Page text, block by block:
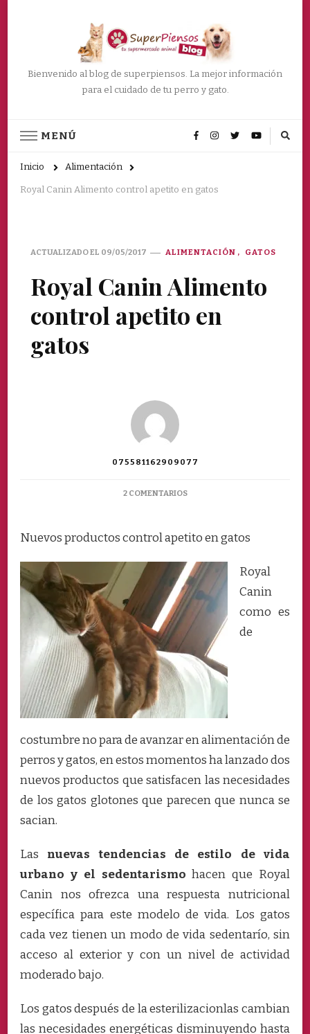
Bienvenido al blog de superpiensos. La mejor información
para el cuidado de tu perro y gato.
MENÚ
Inicio Alimentación
Royal Canin Alimento control apetito en gatos
ACTUALIZADO EL 09/05/2017 ALIMENTACIÓN GATOS
Royal Canin Alimento
control apetito en
gatos
075581162909077
2 COMENTARIOSEN
ALIMENTO
CONTROL
EN
GATOS
Nuevos productos control apetito en gatos
Royal
Canin
como es
de
costumbre no para de avanzar en alimentación de
perros y gatos, en estos momentos ha lanzado dos
nuevos productos que satisfacen las necesidades
de los gatos glotones que parecen que nunca se
sacian.
Las nuevas tendencias de estilo de vida
urbano y el sedentarismo hacen que Royal
Canin nos ofrezca una respuesta nutricional
específica para este modelo de vida. Los gatos
cada vez tienen un modo de vida sedentarío, sin
acceso al exterior y con un nivel de actividad
moderado bajo.
Los gatos después de la esterilizacionlas cambian
las necesidades energéticas disminuyendo hasta